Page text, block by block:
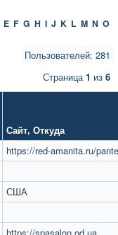
E F G H I J K L M N O
Пользователей: 281
Страница1 из 6
Сайт, Откуда
https://red-amanita.ru/
США